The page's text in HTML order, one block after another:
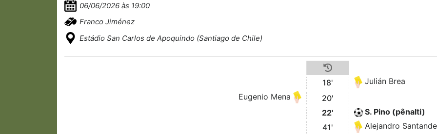
06/06/2026 às 19:00
Franco Jiménez
Estádio San Carlos de Apoquindo (Santiago de Chile)
18'
Julián Brea
Eugenio Mena
20'
22'
S. Pino (pênalti)
41'
Alejandro